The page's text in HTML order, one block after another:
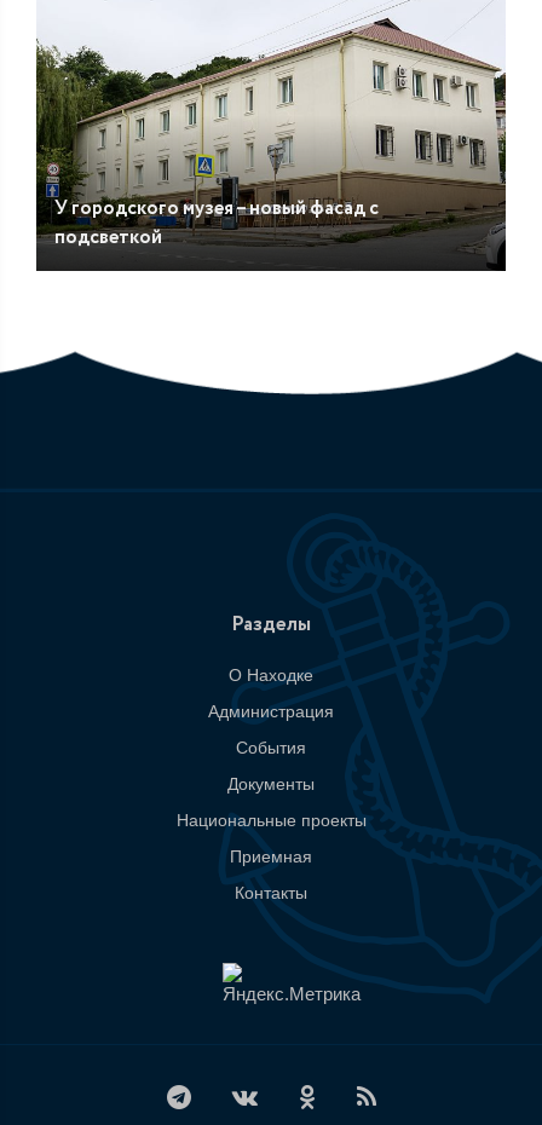
У городского музея – новый фасад с
подсветкой
Разделы
О Находке
Администрация
События
Документы
Национальные проекты
Приемная
Контакты